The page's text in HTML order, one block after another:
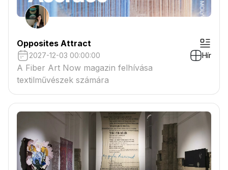
Opposites Attract
2027-12-03 00:00:00 Hír
A Fiber Art Now magazin felhívása
textilművészek számára